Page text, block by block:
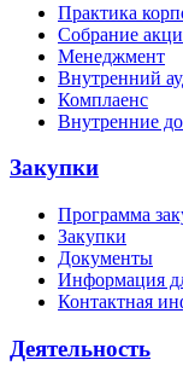
Практика
Собрание
Менеджмент
Внутренний
Комплаенс
Внутренние
Закупки
Программа
Закупки
Документы
Информация
Контактная
Деятельность